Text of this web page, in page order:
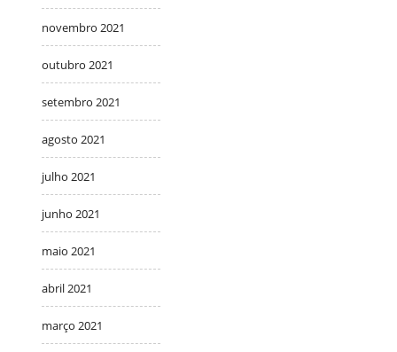
novembro 2021
outubro 2021
setembro 2021
agosto 2021
julho 2021
junho 2021
maio 2021
abril 2021
março 2021